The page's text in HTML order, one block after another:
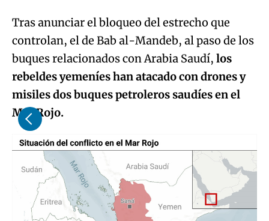
Tras anunciar el bloqueo del estrecho que
controlan, el de Bab al-Mandeb, al paso de los
buques relacionados con Arabia Saudí, los
rebeldes yemeníes han atacado con drones y
misiles dos buques petroleros saudíes en el
Mar Rojo.